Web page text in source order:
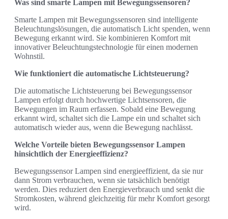
Was sind smarte Lampen mit Bewegungssensoren?
Smarte Lampen mit Bewegungssensoren sind intelligente
Beleuchtungslösungen, die automatisch Licht spenden, wenn
Bewegung erkannt wird. Sie kombinieren Komfort mit
innovativer Beleuchtungstechnologie für einen modernen
Wohnstil.
Wie funktioniert die automatische Lichtsteuerung?
Die automatische Lichtsteuerung bei Bewegungssensor
Lampen erfolgt durch hochwertige Lichtsensoren, die
Bewegungen im Raum erfassen. Sobald eine Bewegung
erkannt wird, schaltet sich die Lampe ein und schaltet sich
automatisch wieder aus, wenn die Bewegung nachlässt.
Welche Vorteile bieten Bewegungssensor Lampen
hinsichtlich der Energieeffizienz?
Bewegungssensor Lampen sind energieeffizient, da sie nur
dann Strom verbrauchen, wenn sie tatsächlich benötigt
werden. Dies reduziert den Energieverbrauch und senkt die
Stromkosten, während gleichzeitig für mehr Komfort gesorgt
wird.